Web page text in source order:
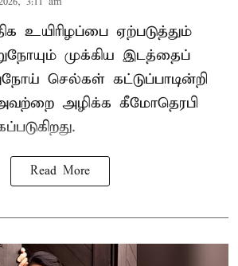
உயிரிழப்பை ஏற்படுத்தும்
முக்கிய இடத்தைப்
செல்கள் கட்டுப்பாடின்றி
அழிக்க கீமோதெரபி
Read More